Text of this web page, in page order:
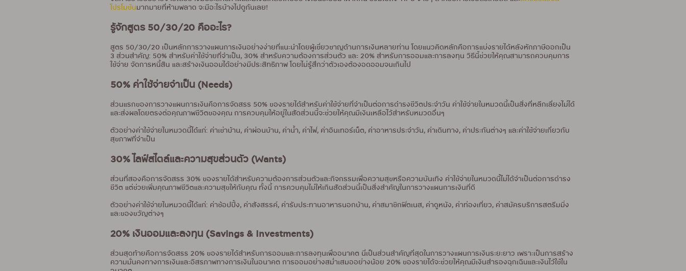
โปรโมชันมากมายที่ห้ามพลาด จะมีอะไรบ้างไปดูกันเลย!
รู้จักสูตร 50/30/20 คืออะไร?
สูตร 50/30/20 เป็นหลักการวางแผนการเงินอย่างง่ายที่แนะนำโดยผู้เชี่ยวชาญด้านการเงินหลายท่าน โดยแนวคิดหลักคือการแบ่งรายได้หลังหักภาษีออกเป็น
3 ส่วนสำคัญ: 50% สำหรับค่าใช้จ่ายที่จำเป็น, 30% สำหรับความต้องการส่วนตัว และ 20% สำหรับการออมและการลงทุน วิธีนี้ช่วยให้คุณสามารถควบคุมการ
ใช้จ่าย จัดการหนี้สิน และสร้างเงินออมได้อย่างมีประสิทธิภาพ โดยไม่รู้สึกว่าตัวเองต้องอดออมจนเกินไป
50% ค่าใช้จ่ายจำเป็น (Needs)
ส่วนแรกของการวางแผนการเงินคือการจัดสรร 50% ของรายได้สำหรับค่าใช้จ่ายที่จำเป็นต่อการดำรงชีวิตประจำวัน ค่าใช้จ่ายในหมวดนี้เป็นสิ่งที่หลีกเลี่ยงไม่ได้
และส่งผลโดยตรงต่อคุณภาพชีวิตของคุณ การควบคุมให้อยู่ในสัดส่วนนี้จะช่วยให้คุณมีเงินเหลือไว้สำหรับหมวดอื่นๆ
ตัวอย่างค่าใช้จ่ายในหมวดนี้ได้แก่: ค่าเช่าบ้าน, ค่าผ่อนบ้าน, ค่าน้ำ, ค่าไฟ, ค่าอินเทอร์เน็ต, ค่าอาหารประจำวัน, ค่าเดินทาง, ค่าประกันต่างๆ และค่าใช้จ่ายเกี่ยวกับ
สุขภาพที่จำเป็น
30% ไลฟ์สไตล์และความสุขส่วนตัว (Wants)
ส่วนที่สองคือการจัดสรร 30% ของรายได้สำหรับความต้องการส่วนตัวและกิจกรรมเพื่อความสุขหรือความบันเทิง ค่าใช้จ่ายในหมวดนี้ไม่ได้จำเป็นต่อการดำรง
ชีวิต แต่ช่วยเพิ่มคุณภาพชีวิตและความสุขให้กับคุณ ทั้งนี้ การควบคุมไม่ให้เกินสัดส่วนนี้เป็นสิ่งสำคัญในการวางแผนการเงินที่ดี
ตัวอย่างค่าใช้จ่ายในหมวดนี้ได้แก่: ค่าช้อปปิ้ง, ค่าสังสรรค์, ค่ารับประทานอาหารนอกบ้าน, ค่าสมาชิกฟิตเนส, ค่าดูหนัง, ค่าท่องเที่ยว, ค่าสมัครบริการสตรีมมิ่ง
และของขวัญต่างๆ
20% เงินออมและลงทุน (Savings & Investments)
ส่วนสุดท้ายคือการจัดสรร 20% ของรายได้สำหรับการออมและการลงทุนเพื่ออนาคต นี่เป็นส่วนสำคัญที่สุดในการวางแผนการเงินระยะยาว เพราะเป็นการสร้าง
ความมั่นคงทางการเงินและอิสรภาพทางการเงินในอนาคต การออมอย่างสม่ำเสมออย่างน้อย 20% ของรายได้จะช่วยให้คุณมีเงินสำรองฉุกเฉินและเงินไว้ใช้ใน